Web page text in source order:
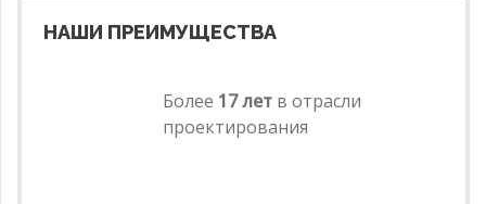
НАШИ ПРЕИМУЩЕСТВА
Более 17 лет в отрасли
проектирования